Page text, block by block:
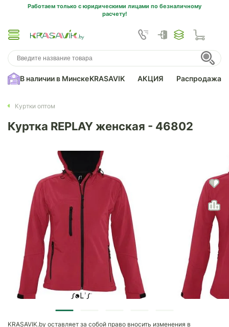
Работаем только с юридическими лицами по безналичному
расчету!
В наличии в МинскеKRASAVIK АКЦИЯ Распродажа
Куртки оптом
Куртка REPLAY женская - 46802
KRASAVIK.by оставляет за собой право вносить изменения в